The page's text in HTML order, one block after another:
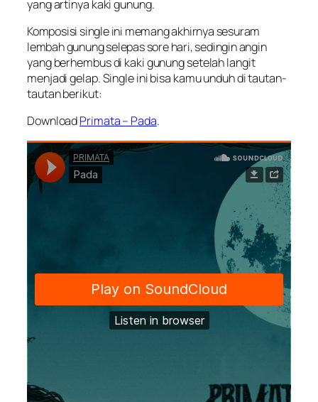
yang artinya kaki gunung.
Komposisi single ini memang akhirnya sesuram
lembah gunung selepas sore hari, sedingin angin
yang berhembus di kaki gunung setelah langit
menjadi gelap. Single ini bisa kamu unduh di tautan-
tautan berikut:
DownloadPrimata – Pada.